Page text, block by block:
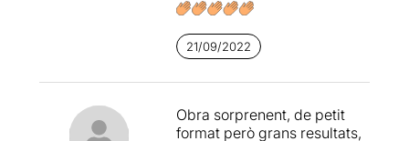
21/09/2022
Obra sorprenent, de petit
format però grans resultats,